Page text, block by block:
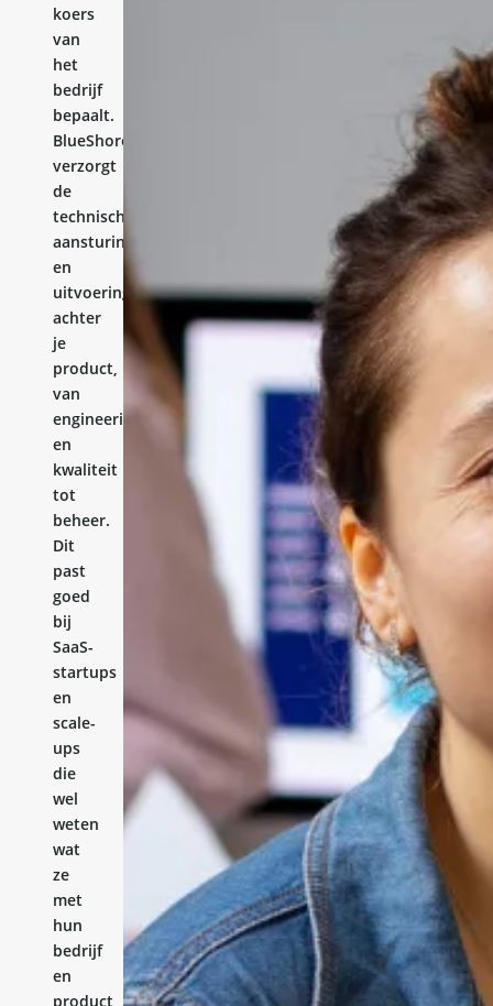
koers
van
het
bedrijf
bepaalt.
BlueShores
verzorgt
de
technische
aansturing
en
uitvoering
achter
je
product,
van
engineering
en
kwaliteit
tot
beheer.
Dit
past
goed
bij
SaaS-
startups
en
scale-
ups
die
wel
weten
wat
ze
met
hun
bedrijf
en
product